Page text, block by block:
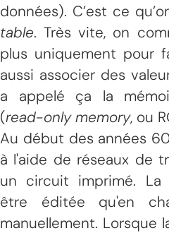
données). C’est ce
table. Très vite, on
plus uniquement pour
aussi associer des
a appelé ça la
(read-only memory, ou
Au début des années
à l'aide de réseaux de
un circuit imprimé. La
être éditée qu'en
manuellement. Lorsque